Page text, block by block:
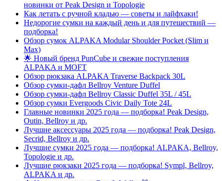
новинки от Peak Design и Topologie
Как летать с ручной кладью — советы и лайфхаки!
Недорогие сумки на каждый день и для путешествий —
подборка!
Обзор сумок ALPAKA Modular Shoulder Pocket (Slim и
Max)
🌟 Новый бренд PunCube и свежие поступления
ALPAKA и MOFT
Обзор рюкзака ALPAKA Traverse Backpack 30L
Обзор сумки-дафл Bellroy Venture Duffel
Обзор сумки-дафл Bellroy Classic Duffel 35L / 45L
Обзор сумки Evergoods Civic Daily Tote 24L
Главные новинки 2025 года — подборка! Peak Design,
Outin, Bellroy и др.
Лучшие аксессуары 2025 года — подборка! Peak Design,
Secrid, Bellroy и др.
Лучшие сумки 2025 года — подборка! ALPAKA, Bellroy,
Topologie и др.
Лучшие рюкзаки 2025 года — подборка! Sympl, Bellroy,
ALPAKA и др.